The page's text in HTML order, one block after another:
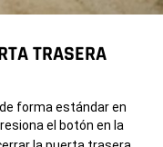
TRASERA
forma estándar en
el botón en la